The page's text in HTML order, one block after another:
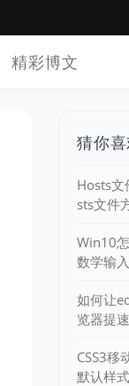
精彩博文
猜你
Hosts
sts文件
Win10
数学输
如何让
览器提
CSS3移
默认样式